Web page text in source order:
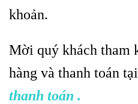
khoản.
Mời quý khách tham
hàng và thanh toán
thanh toán .